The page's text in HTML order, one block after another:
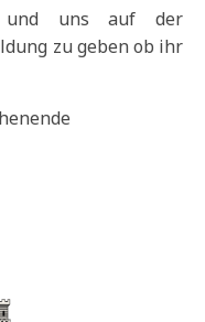
und uns auf der
zu geben ob ihr